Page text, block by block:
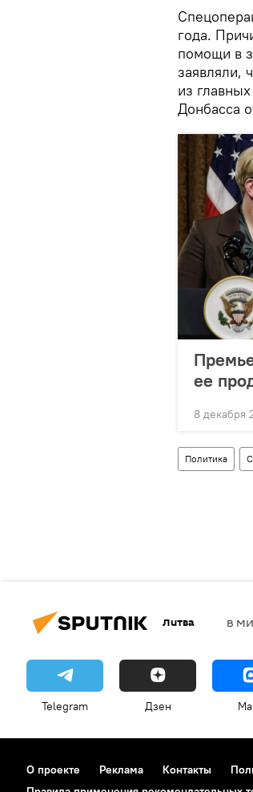
года.
помощи в
заявляли,
из
Донбасса
ее
8 декабря
Политика
Литва В
Telegram Дзен
О проекте Реклама Контакты